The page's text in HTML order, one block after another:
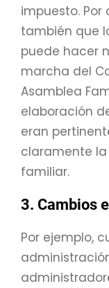
impuesto.
también que
puede hacer
marcha del
Asamblea
elaboración
eran
claramente la
familiar.
3. Cambios
Por ejemplo,